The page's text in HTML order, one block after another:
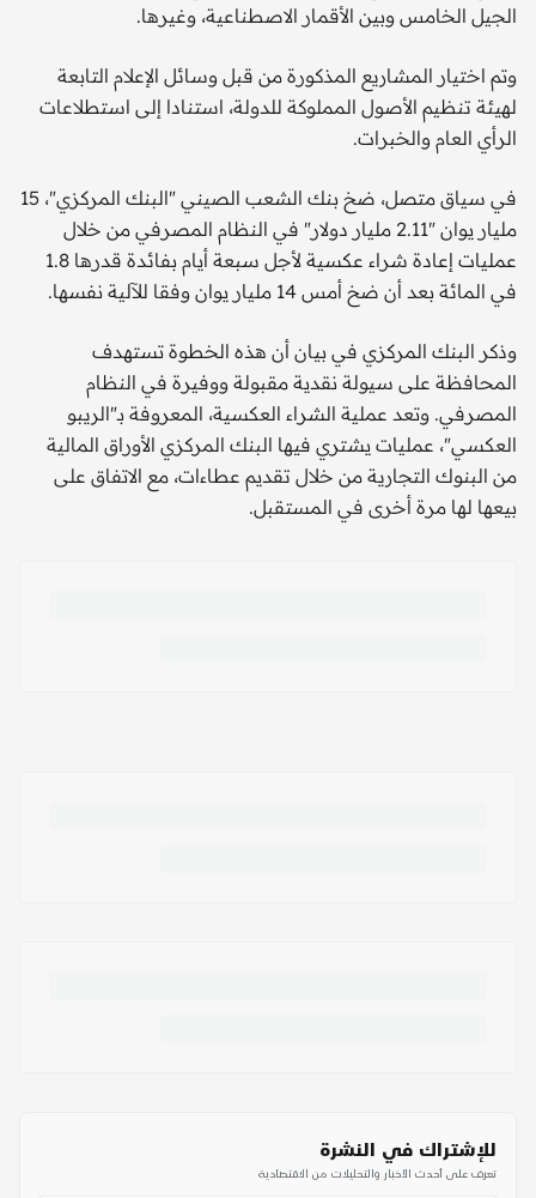
الجيل الخامس وبين الأقمار الاصطناعية، وغيرها.
وتم اختيار المشاريع المذكورة من قبل وسائل الإعلام التابعة
لهيئة تنظيم الأصول المملوكة للدولة، استنادا إلى استطلاعات
الرأي العام والخبرات.
في سياق متصل، ضخ بنك الشعب الصيني "البنك المركزي"، 15
مليار يوان "2.11 مليار دولار" في النظام المصرفي من خلال
عمليات إعادة شراء عكسية لأجل سبعة أيام بفائدة قدرها 1.8
في المائة بعد أن ضخ أمس 14 مليار يوان وفقا للآلية نفسها.
وذكر البنك المركزي في بيان أن هذه الخطوة تستهدف
المحافظة على سيولة نقدية مقبولة ووفيرة في النظام
المصرفي. وتعد عملية الشراء العكسية، المعروفة بـ"الريبو
العكسي"، عمليات يشتري فيها البنك المركزي الأوراق المالية
من البنوك التجارية من خلال تقديم عطاءات، مع الاتفاق على
بيعها لها مرة أخرى في المستقبل.
للإشتراك في النشرة
تعرف على أحدث الأخبار والتحليلات من الاقتصادية